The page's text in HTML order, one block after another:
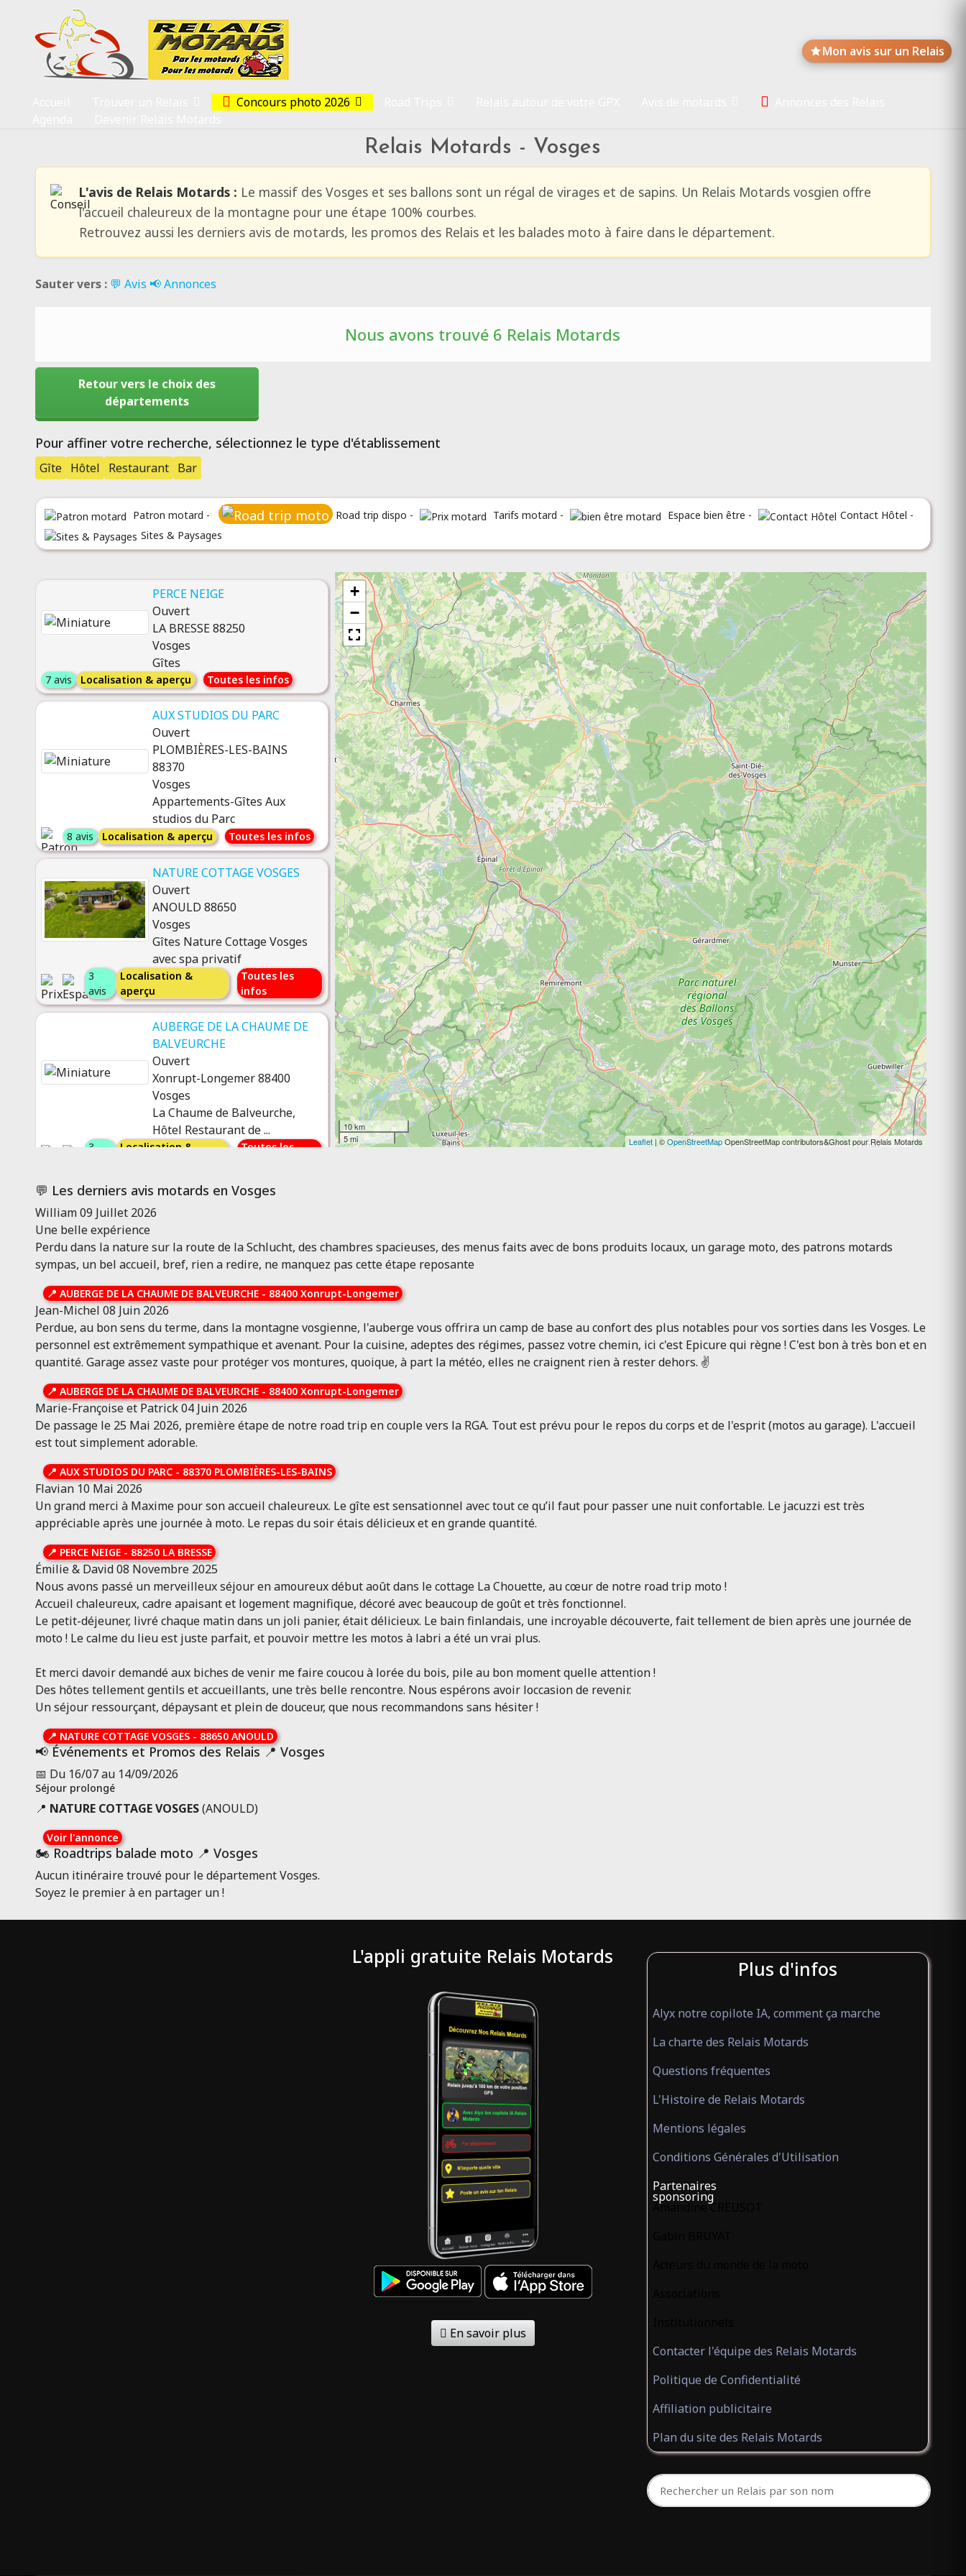
Mon avis sur un Relais
Concours photo 2026
Relais Motards - Vosges
L'avis de Relais Motards : Le massif des Vosges et ses ballons sont un régal de virages et de sapins. Un Relais Motards vosgien offre
l'accueil chaleureux de la montagne pour une étape 100% courbes.
Retrouvez aussi les derniers avis de motards, les promos des Relais et les balades moto à faire dans le département.
Sauter vers : 💬 Avis 📢 Annonces
Nous avons trouvé 6 Relais Motards
Retour vers le choix des
départements
Pour affiner votre recherche, sélectionnez le type d'établissement
Gîte Hôtel Restaurant Bar
Patron motard - Road trip dispo - Tarifs motard - Espace bien être -
Contact Hôtel -
Sites & Paysages
PERCE NEIGE
Ouvert
LA BRESSE 88250
Vosges
Gîtes
7 avis Localisation & aperçu Toutes les infos
AUX STUDIOS DU PARC
Ouvert
PLOMBIÈRES-LES-BAINS
88370
Vosges
Appartements-Gîtes Aux
studios du Parc
8 avis Localisation & aperçu Toutes les infos
NATURE COTTAGE VOSGES
Ouvert
ANOULD 88650
Vosges
Gîtes Nature Cottage Vosges
avec spa privatif
3
avis
Localisation &
aperçu
Toutes les
infos
AUBERGE DE LA CHAUME DE
BALVEURCHE
Ouvert
Xonrupt-Longemer 88400
Vosges
La Chaume de Balveurche,
Hôtel Restaurant de ...
3
Localisation &
Toutes les
GÎTE LE PETIT CANADA
Ouvert
Vosges
Gîte de groupe: grand chalet et
une tiny hous...
Localisation & aperçu Toutes les infos
AU BON GÎTE
Ouvert
Senones 88210
Vosges
Hôtel restaurant dans la
vallée de Senones
Localisation & aperçu Toutes les infos
+
−
10 km
5 mi
Leaflet | ©OpenStreetMapOpenStreetMap contributors&Ghost pour Relais Motards
💬 Les derniers avis motards en Vosges
William 09 Juillet 2026
Une belle expérience
Perdu dans la nature sur la route de la Schlucht, des chambres spacieuses, des menus faits avec de bons produits locaux, un garage moto, des patrons motards
sympas, un bel accueil, bref, rien a redire, ne manquez pas cette étape reposante
📍 AUBERGE DE LA CHAUME DE BALVEURCHE - 88400 Xonrupt-Longemer
Jean-Michel 08 Juin 2026
Perdue, au bon sens du terme, dans la montagne vosgienne, l'auberge vous offrira un camp de base au confort des plus notables pour vos sorties dans les Vosges. Le
personnel est extrêmement sympathique et avenant. Pour la cuisine, adeptes des régimes, passez votre chemin, ici c'est Epicure qui règne ! C'est bon à très bon et en
quantité. Garage assez vaste pour protéger vos montures, quoique, à part la météo, elles ne craignent rien à rester dehors. ✌️
📍 AUBERGE DE LA CHAUME DE BALVEURCHE - 88400 Xonrupt-Longemer
Marie-Françoise et Patrick 04 Juin 2026
De passage le 25 Mai 2026, première étape de notre road trip en couple vers la RGA. Tout est prévu pour le repos du corps et de l'esprit (motos au garage). L'accueil
est tout simplement adorable.
📍 AUX STUDIOS DU PARC - 88370 PLOMBIÈRES-LES-BAINS
Flavian 10 Mai 2026
Un grand merci à Maxime pour son accueil chaleureux. Le gîte est sensationnel avec tout ce qu’il faut pour passer une nuit confortable. Le jacuzzi est très
appréciable après une journée à moto. Le repas du soir étais délicieux et en grande quantité.
📍 PERCE NEIGE - 88250 LA BRESSE
Émilie & David 08 Novembre 2025
Nous avons passé un merveilleux séjour en amoureux début août dans le cottage La Chouette, au cœur de notre road trip moto !
Accueil chaleureux, cadre apaisant et logement magnifique, décoré avec beaucoup de goût et très fonctionnel.
Le petit-déjeuner, livré chaque matin dans un joli panier, était délicieux. Le bain finlandais, une incroyable découverte, fait tellement de bien après une journée de
moto ! Le calme du lieu est juste parfait, et pouvoir mettre les motos à labri a été un vrai plus.
Et merci davoir demandé aux biches de venir me faire coucou à lorée du bois, pile au bon moment quelle attention !
Des hôtes tellement gentils et accueillants, une très belle rencontre. Nous espérons avoir loccasion de revenir.
Un séjour ressourçant, dépaysant et plein de douceur, que nous recommandons sans hésiter !
📍 NATURE COTTAGE VOSGES - 88650 ANOULD
📢 Événements et Promos des Relais 📍 Vosges
📅 Du 16/07 au 14/09/2026
Séjour prolongé
📍 NATURE COTTAGE VOSGES(ANOULD)
Voir l'annonce
🏍️ Roadtrips balade moto 📍 Vosges
Aucun itinéraire trouvé pour le département Vosges.
Soyez le premier à en partager un !
L'appli gratuite Relais Motards
En savoir plus
Plus d'infos
Alyx notre copilote IA, comment ça marche
La charte des Relais Motards
Questions fréquentes
L'Histoire de Relais Motards
Mentions légales
Conditions Générales d'Utilisation
Partenaires
sponsoring
Amandine CREUSOT
Contacter l'équipe des Relais Motards
Politique de Confidentialité
Affiliation publicitaire
Plan du site des Relais Motards